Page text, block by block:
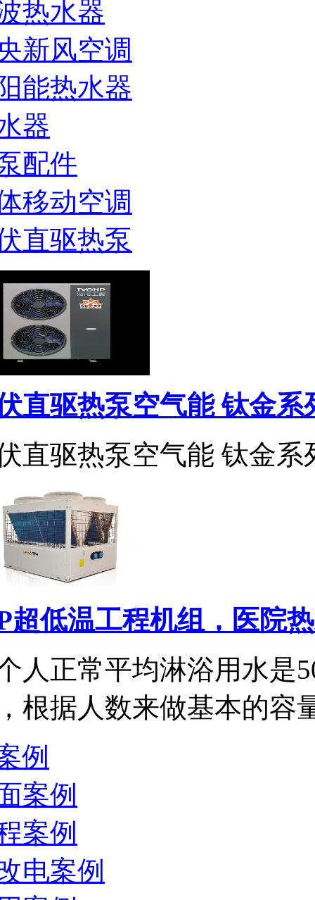
热水器
新风空调
能热水器
器
配件
移动空调
直驱热泵
直驱热泵空气能 钛金系
直驱热泵空气能 钛金
超低温工程机组，医院
人正常平均淋浴用水是
根据人数来做基本的容
例
案例
案例
电案例